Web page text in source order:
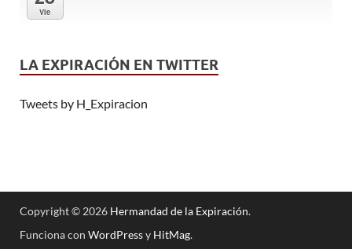
Vie
LA EXPIRACIÓN EN TWITTER
Tweets by H_Expiracion
Copyright © 2026 Hermandad de la Expiración.
Funciona con WordPressy HitMag.